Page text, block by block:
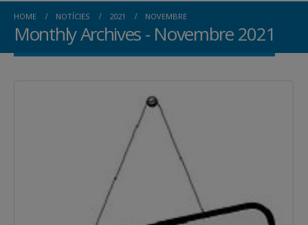
HOME NOTÍCIES 2021 NOVEMBRE
Monthly Archives - Novembre 2021